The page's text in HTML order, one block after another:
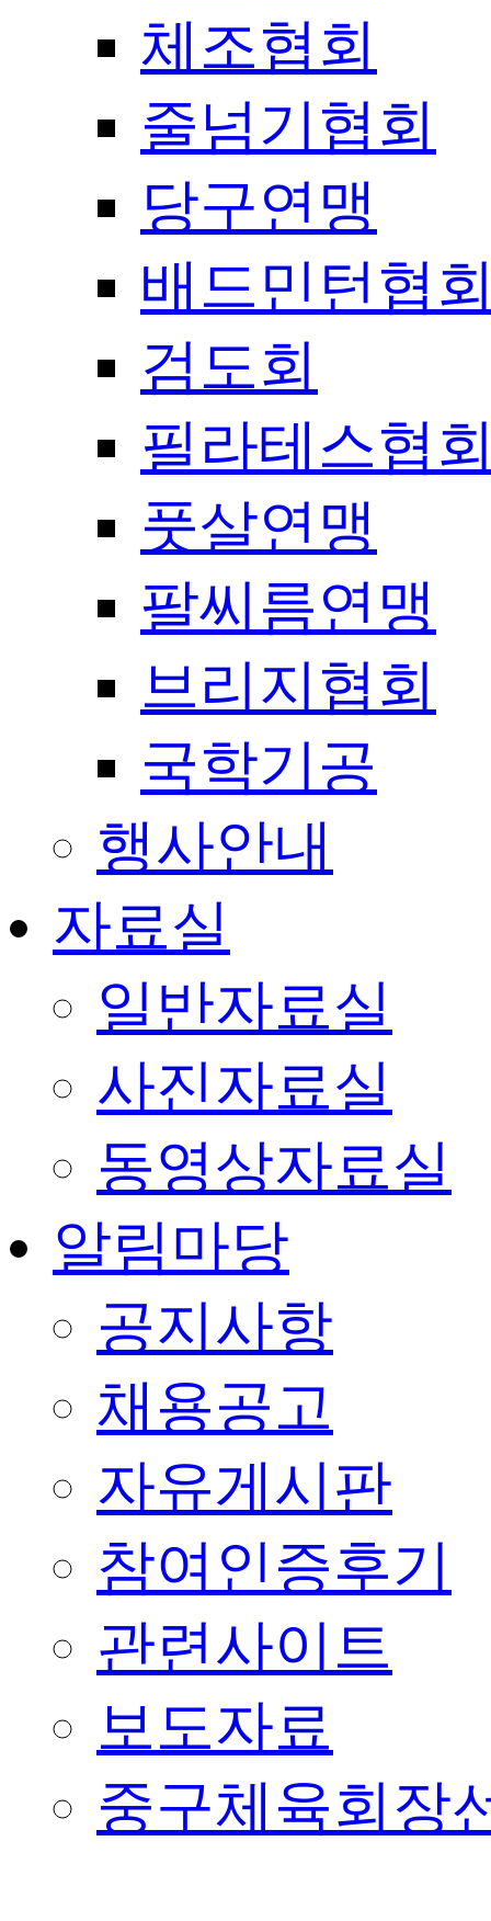
체조협회
줄넘기협회
당구연맹
배드민턴협
검도회
필라테스협
풋살연맹
팔씨름연맹
브리지협회
국학기공
행사안내
자료실
일반자료실
사진자료실
동영상자료실
알림마당
공지사항
채용공고
자유게시판
참여인증후기
관련사이트
보도자료
중구체육회장